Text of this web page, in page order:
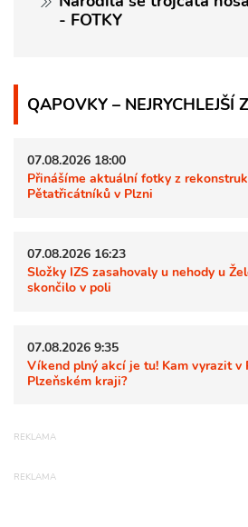
- FOTKY
QAPOVKY – NEJRYCHLEJŠÍ
07.08.2026 18:00
Přinášíme aktuální fotky z
Pětatřicátníků v Plzni
07.08.2026 16:23
Složky IZS zasahovaly u nehody u
skončilo v poli
07.08.2026 9:35
Víkend plný akcí je tu! Kam vyrazit v
Plzeňském kraji?